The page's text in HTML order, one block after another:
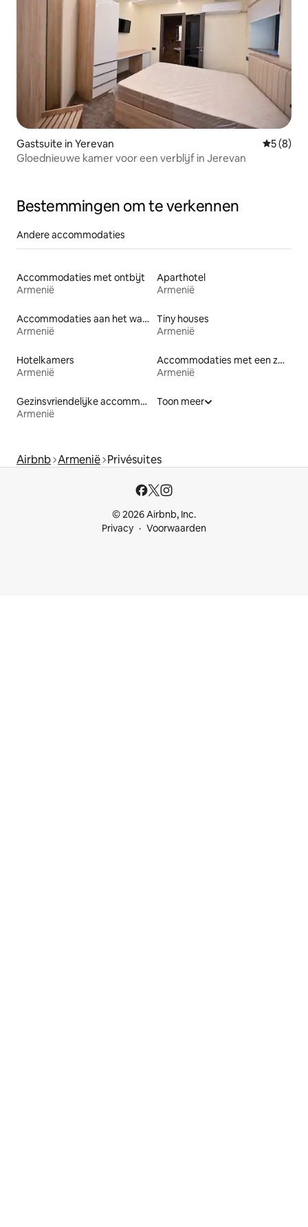
Gastsuite in Yerevan
5 (8)
Gloednieuwe kamer voor een verblijf in Jerevan
Bestemmingen om te verkennen
Andere accommodaties
Accommodaties met ontbijt
Armenië
Aparthotel
Armenië
Accommodaties aan het water
Armenië
Tiny houses
Armenië
Hotelkamers
Armenië
Accommodaties met een zwembad
Armenië
Gezinsvriendelijke accommodaties
Armenië
Toon meer
Airbnb Armenië Privésuites
© 2026 Airbnb, Inc.
Privacy
Voorwaarden